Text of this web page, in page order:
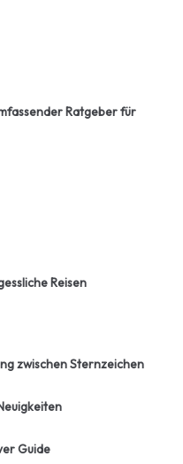
Ratgeber für
Reisen
zwischen Sternzeichen
Guide